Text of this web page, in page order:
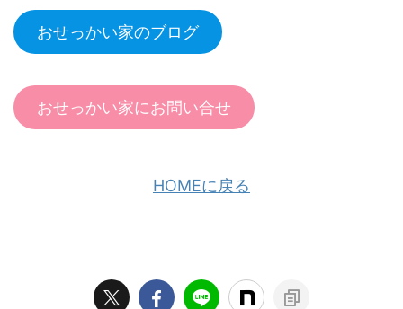
おせっかい家のブログ
おせっかい家にお問い合せ
HOMEに戻る